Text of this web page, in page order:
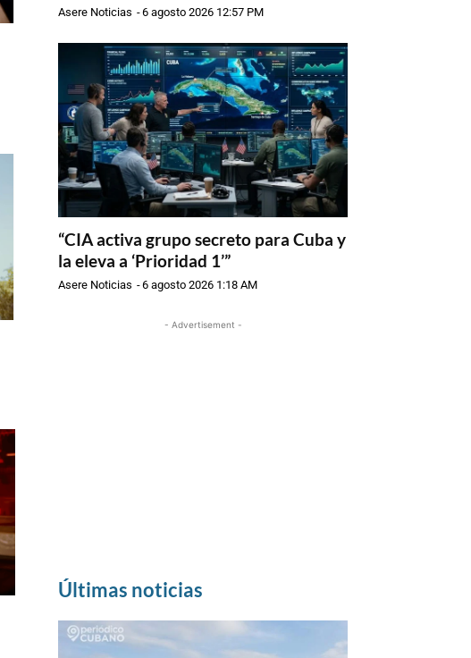
Asere Noticias -6 agosto 2026 12:57 PM
“CIA activa grupo secreto para Cuba y
la eleva a ‘Prioridad 1’”
Asere Noticias -6 agosto 2026 1:18 AM
- Advertisement -
Últimas noticias